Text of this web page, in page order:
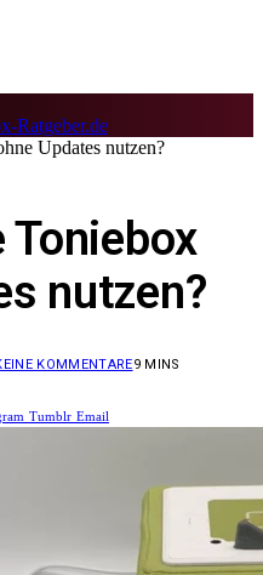
Updates nutzen?
Toniebox
nutzen?
KOMMENTARE9 MINS
Tumblr Email